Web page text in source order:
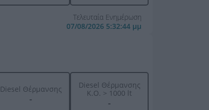
Τελευταία Ενημέρωση
07/08/2026 5:32:44 μμ
Diesel Θέρμανσης
-
Diesel Θέρμανσης
K.O. > 1000 lt
-